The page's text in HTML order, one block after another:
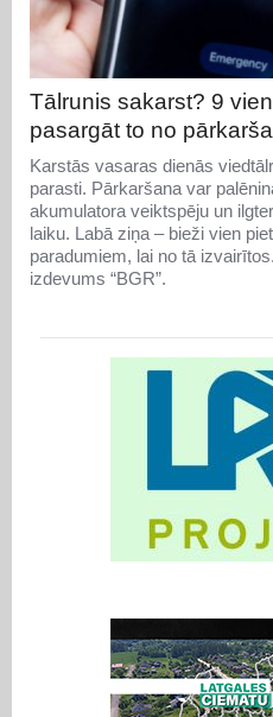
Tālrunis sakarst? 9
pasargāt to no
Karstās vasaras dienās
parasti. Pārkaršana var
akumulatora veiktspēju un
laiku. Labā ziņa – bieži vien
paradumiem, lai no tā
izdevums “BGR”.